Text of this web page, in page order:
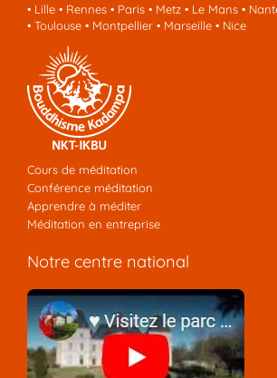
• Lille• Rennes• Paris• Metz• Le Mans•
• Toulouse• Montpellier• Marseille• Nice
Cours de méditation
Conférence méditation
Apprendre à méditer
Méditation en entreprise
Notre centre national